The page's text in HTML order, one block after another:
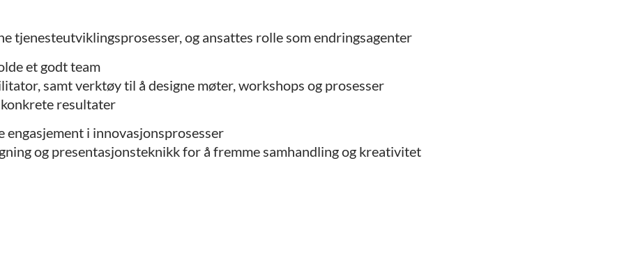
tjenesteutviklingsprosesser,og ansattes rolle som endringsagenter
et godt team
samt verktøy til å designe møter, workshops og prosesser
resultater
engasjement i innovasjonsprosesser
og presentasjonsteknikk for å fremme samhandling og kreativitet